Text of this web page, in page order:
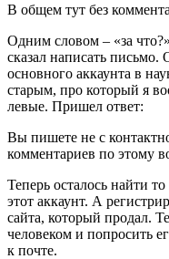
В общем тут без
Одним словом – «за
сказал написать письмо.
основного аккаунта в
старым, про который я
левые. Пришел ответ:
Вы пишете не с
комментариев по этому
Теперь осталось найти
этот аккаунт. А
сайта, который продал.
человеком и попросить
к почте.